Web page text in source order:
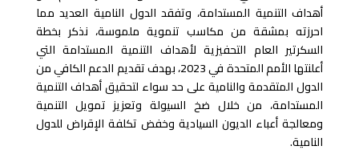
أهداف التنمية المستدامة، وتفقد الدول النامية العديد مما
احرزته بمشقة من مكاسب تنموية ملموسة، نذكر بخطة
السكرتير العام التحفيزية لأهداف التنمية المستدامة التي
أعلنتها الأمم المتحدة في 2023، بهدف تقديم الدعم الكافي من
الدول المتقدمة والنامية على حد سواء لتحقيق أهداف التنمية
المستدامة، من خلال ضخ السيولة وتعزيز تمويل التنمية
ومعالجة أعباء الديون السيادية وخفض تكلفة الإقراض للدول
النامية.